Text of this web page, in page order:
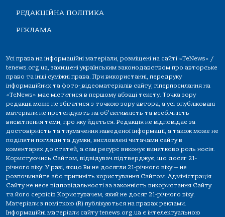
РЕДАКЦІЙНА ПОЛІТИКА
РЕКЛАМА
Усі права на інформаційні матеріали, розміщені на сайті «TeNews» /
tenews.org.ua, захищені українським законодавством про авторське
право та інші суміжні права. При використанні, передруку
інформаційних та фото-,відеоматеріалів сайту, гіперпосилання на
«TeNews» має міститися в першому абзаці тексту. Точка зору
редакції може не збігатися з точкою зору автора, а усі опубліковані
матеріали не претендують на об'єктивність та всебічність
висвітлення теми, про яку йдеться. Редакція не відповідає за
достовірність та тлумачення наведеної інформації, а також може не
поділяти погляди та думки, висловлені читачами сайту в
коментарях до статей, а сам ресурс виконує винятково роль носія.
Користуючись Сайтом, відвідувач підтверджує, що досяг 21-
річного віку. У разі, якщо Ви не досягли 21-річного віку — не
розпочинайте або припиніть користування Сайтом. Адміністрація
Сайту не несе відповідальності за законність використання Сайту
та його сервісів Користувачем, який не досяг 21-річного віку.
Матеріали з поміткою (R) публікуються на правах реклами.
Інформаційні матеріали сайту tenews.org.ua є інтелектуальною